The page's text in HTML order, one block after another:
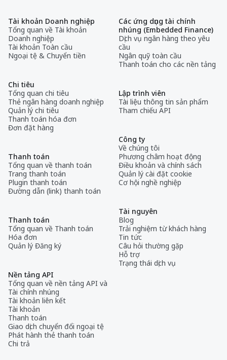
Tài khoản Doanh nghiệp
Tổng quan về Tài khoản
Doanh nghiệp
Tài khoản Toàn cầu
Ngoại tệ & Chuyển tiền
Chi tiêu
Tổng quan chi tiêu
Thẻ ngân hàng doanh nghiệp
Quản lý chi tiêu
Thanh toán hóa đơn
Đơn đặt hàng
Thanh toán
Tổng quan về thanh toán
Trang thanh toán
Plugin thanh toán
Đường dẫn (link) thanh toán
Thanh toán
Tổng quan về Thanh toán
Hóa đơn
Quản lý Đăng ký
Nền tảng API
Tổng quan về nền tảng API và
Tài chính nhúng
Tài khoản liên kết
Tài khoản
Thanh toán
Giao dịch chuyển đổi ngoại tệ
Phát hành thẻ thanh toán
Chi trả
Các ứng dụng tài chính
nhúng (Embedded Finance)
Dịch vụ ngân hàng theo yêu
cầu
Ngân quỹ toàn cầu
Thanh toán cho các nền tảng
Lập trình viên
Tài liệu thông tin sản phẩm
Tham chiếu API
Công ty
Về chúng tôi
Phương châm hoạt động
Điều khoản và chính sách
Quản lý cài đặt cookie
Cơ hội nghề nghiệp
Tài nguyên
Blog
Trải nghiệm từ khách hàng
Tin tức
Câu hỏi thường gặp
Hỗ trợ
Trạng thái dịch vụ